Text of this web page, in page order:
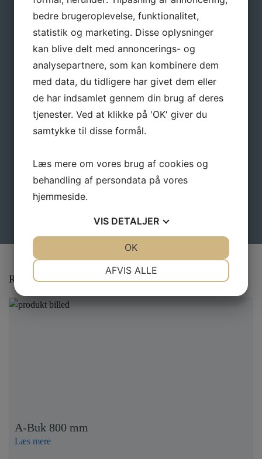
Tilmeld dig vores nyhedsbrev, hvis du vil have
nyheder og gode tilbud direkte i din indbakke.
Navn *
E-mail *
Relaterede varer
A-Buk 800 mm
Læs mere
bedre brugeroplevelse, funktionalitet,
statistik og marketing. Disse oplysninger
kan blive delt med annoncerings- og
analysepartnere, som kan kombinere dem
med data, du tidligere har givet dem eller
de har indsamlet gennem din brug af deres
tjenester. Ved at klikke på 'OK' giver du
samtykke til disse formål.
Læs mere om vores brug af cookies og
behandling af persondata på vores
hjemmeside.
VIS DETALJER
MARKETING
AFVIS ALLE
OK